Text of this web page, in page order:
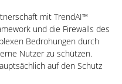
mit TrendAI™
und die Firewalls des
Bedrohungen durch
Nutzer zu schützen.
auf den Schutz